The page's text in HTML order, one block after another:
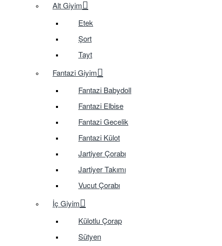
Alt Giyim
Etek
Şort
Tayt
Fantazi Giyim
Fantazi Babydoll
Fantazi Elbise
Fantazi Gecelik
Fantazi Külot
Jartiyer Çorabı
Jartiyer Takımı
Vucut Çorabı
İç Giyim
Külotlu Çorap
Sütyen